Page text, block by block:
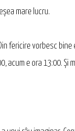
mare lucru.
fericire vorbesc
e ora 13:00. Şi